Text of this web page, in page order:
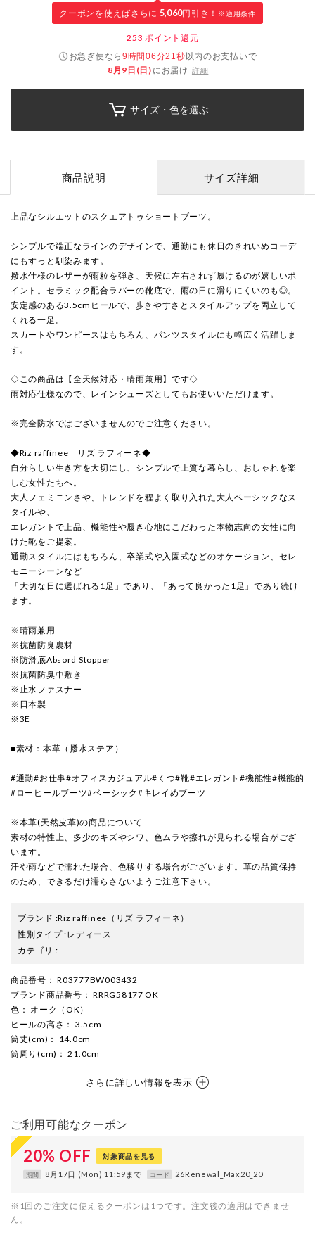
クーポンを使えばさらに 5,060円引き！ ※適用条件
253 ポイント還元
お急ぎ便なら9時間06分20秒以内のお支払いで
8月9日(日) にお届け 詳細
サイズ・色を選ぶ
商品説明 サイズ詳細
上品なシルエットのスクエアトゥショートブーツ。
シンプルで端正なラインのデザインで、通勤にも休日のきれいめコーデ
にもすっと馴染みます。
撥水仕様のレザーが雨粒を弾き、天候に左右されず履けるのが嬉しいポ
イント。セラミック配合ラバーの靴底で、雨の日に滑りにくいのも◎。
安定感のある3.5cmヒールで、歩きやすさとスタイルアップを両立して
くれる一足。
スカートやワンピースはもちろん、パンツスタイルにも幅広く活躍しま
す。
◇この商品は【全天候対応・晴雨兼用】です◇
雨対応仕様なので、レインシューズとしてもお使いいただけます。
※完全防水ではございませんのでご注意ください。
◆Riz raffinee リズ ラフィーネ◆
自分らしい生き方を大切にし、シンプルで上質な暮らし、おしゃれを楽
しむ女性たちへ。
大人フェミニンさや、トレンドを程よく取り入れた大人ベーシックなス
タイルや、
エレガントで上品、機能性や履き心地にこだわった本物志向の女性に向
けた靴をご提案。
通勤スタイルにはもちろん、卒業式や入園式などのオケージョン、セレ
モニーシーンなど
「大切な日に選ばれる1足」であり、「あって良かった1足」であり続け
ます。
※晴雨兼用
※抗菌防臭裏材
※防滑底Absord Stopper
※抗菌防臭中敷き
※止水ファスナー
※日本製
※3E
■素材：本革（撥水ステア）
#通勤#お仕事#オフィスカジュアル#くつ#靴#エレガント#機能性#機能的
#ローヒールブーツ#ベーシック#キレイめブーツ
※本革(天然皮革)の商品について
素材の特性上、多少のキズやシワ、色ムラや擦れが見られる場合がござ
います。
汗や雨などで濡れた場合、色移りする場合がございます。革の品質保持
のため、できるだけ濡らさないようご注意下さい。
ブランド :Riz raffinee （リズ ラフィーネ）
性別タイプ:レディース
カテゴリ :
商品番号 ： R03777BW003432
ブランド商品番号 ： RRRG58177 OK
色 ： オーク（OK）
ヒールの高さ ： 3.5cm
筒丈(cm) ： 14.0cm
筒周り(cm) ： 21.0cm
さらに詳しい情報を表示
ご利用可能なクーポン
20% OFF 対象商品を見る
期間 8月17日 (Mon) 11:59まで コード 26Renewal_Max20_20
※1回のご注文に使えるクーポンは1つです。注文後の適用はできませ
ん。